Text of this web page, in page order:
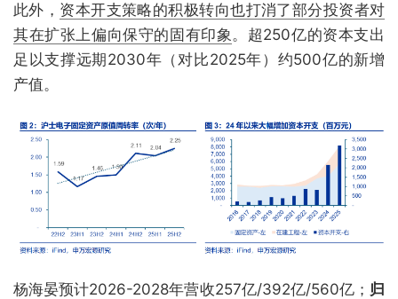
此外， 资本开支策略的积极转向也打消了部分投资者对
其在扩张上偏向保守的固有印象。超250亿的资本支出
足以支撑远期2030年（对比2025年）约500亿的新增
产值。
杨海晏预计2026-2028年营收257亿/392亿/560亿； 归